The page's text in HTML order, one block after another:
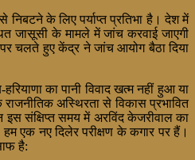
निबटने के लिए पर्याप्त प्रतिभा है। देश में
जासूसी के मामले में जांच करवाई जाएगी
चलते हुए केंद्र ने जांच आयोग बैठा दिया
का पानी विवाद खत्म नहीं हुआ या
अस्थिरता से विकास प्रभावित
संक्षिप्त समय में अरविंद केजरीवाल का
एक नए दिलेर परीक्षण के कगार पर हैं।
है: